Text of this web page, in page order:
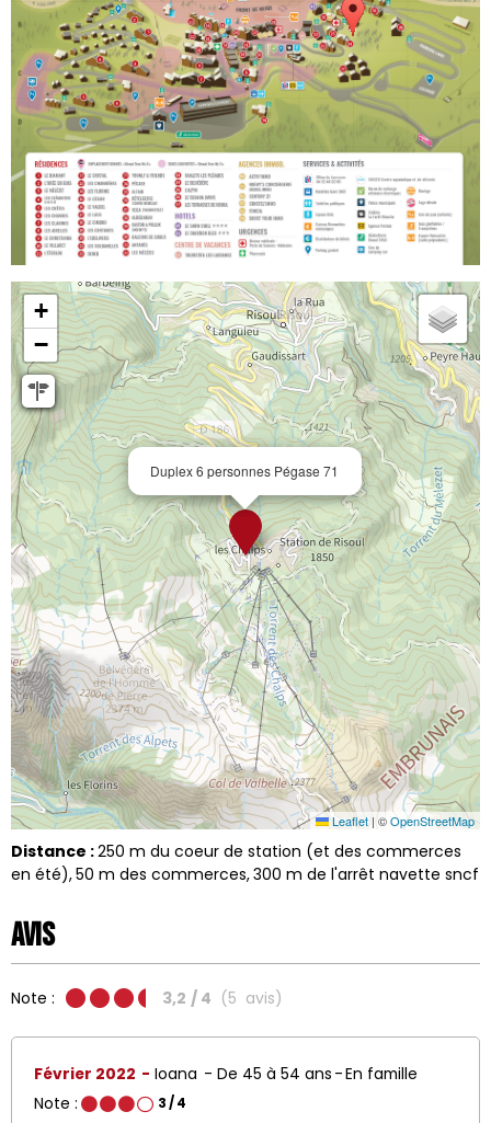
Duplex 6 personnes Pégase 71
+
−
Leaflet | ©OpenStreetMap
Distance :250 m du coeur de station (et des commerces
en été) 50 m des commerces 300 m de l'arrêt navette sncf
Avis
Note : 3,2 / 4 (5 avis)
Février 2022 Ioana De 45 à 54 ans
En famille
Note :
3/ 4